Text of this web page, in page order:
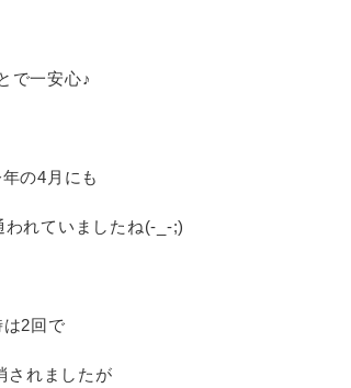
で一安心♪
の4月にも
れていましたね(-_-;)
は2回で
されましたが